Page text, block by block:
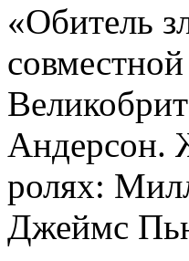
«Обитель
Андерсон.
ролях:
Джеймс